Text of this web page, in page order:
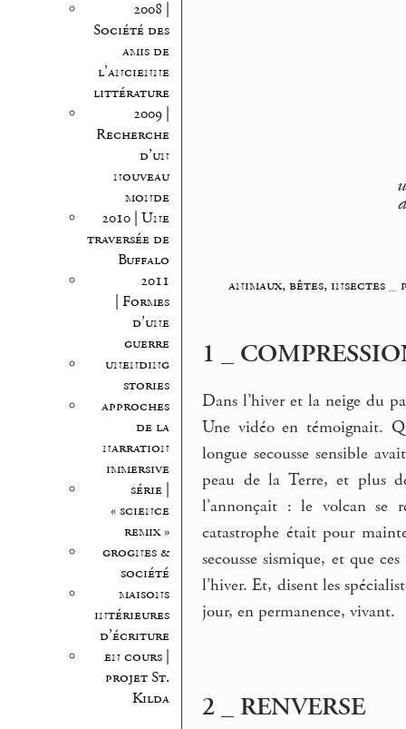
2008 |
Société des
amis de
l’ancienne
littérature
2009 |
Recherche
d’un
nouveau
monde
2010 | Une
traversée de
Buffalo
2011
| Formes
d’une
guerre
unending
stories
approches
de la
narration
immersive
série |
« science
remix »
grognes &
société
maisons
intérieures
d’écriture
en cours |
projet St.
Kilda
animaux, bêtes, insectes_
1 _
Dans l’hiver et la neige du
Une vidéo en témoignait.
longue secousse sensible
peau de la Terre, et plus
l’annonçait : le volcan se
catastrophe était pour
secousse sismique, et que
l’hiver. Et, disent les
jour, en permanence, vivant.
2 _ RENVERSE